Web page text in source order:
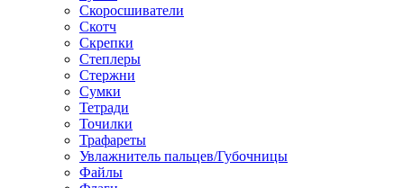
Скоросшиватели
Скотч
Скрепки
Степлеры
Стержни
Сумки
Тетради
Точилки
Трафареты
Увлажнитель пальцев/Губочницы
Файлы